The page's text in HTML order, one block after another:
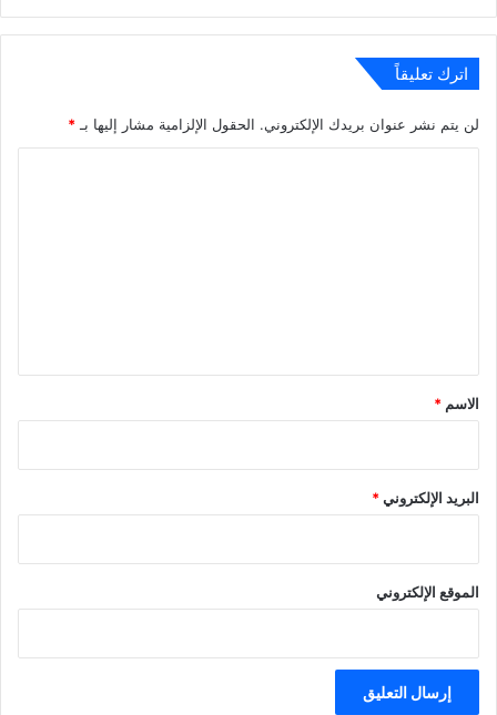
اترك تعليقاً
لن يتم نشر عنوان بريدك الإلكتروني. الحقول الإلزامية مشار إليها بـ*
*
الاسم *
البريد الإلكتروني*
الموقع الإلكتروني